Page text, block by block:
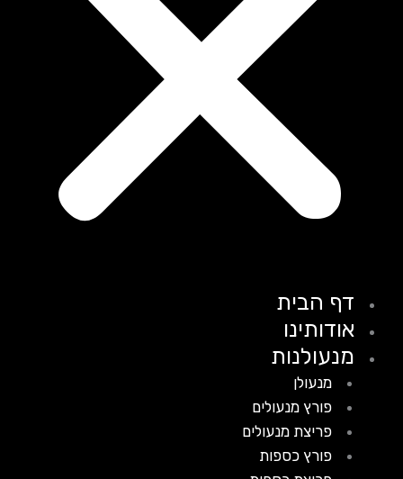
דף הבית
אודותינו
מנעולנות
מנעולן
פורץ מנעולים
פריצת מנעולים
פורץ כספות